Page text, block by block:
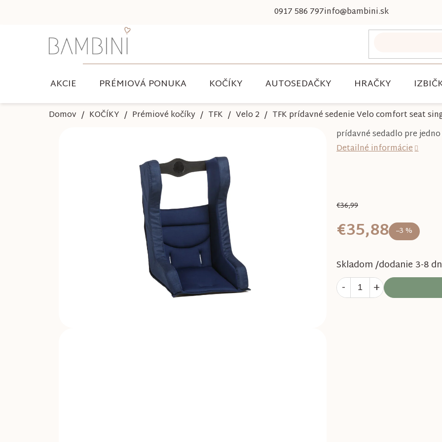
0917 586 797info@bambini.sk
AKCIE PRÉMIOVÁ PONUKA KOČÍKY AUTOSEDAČKY HRAČKY
Domov KOČÍKY Prémiové kočíky TFK Velo 2 TFK prídavné sedenie Velo comfort seat
€36,99
–3 %
€35,88
Skladom /dodanie 3-8
prídavné sedadlo pre
Detailné informácie